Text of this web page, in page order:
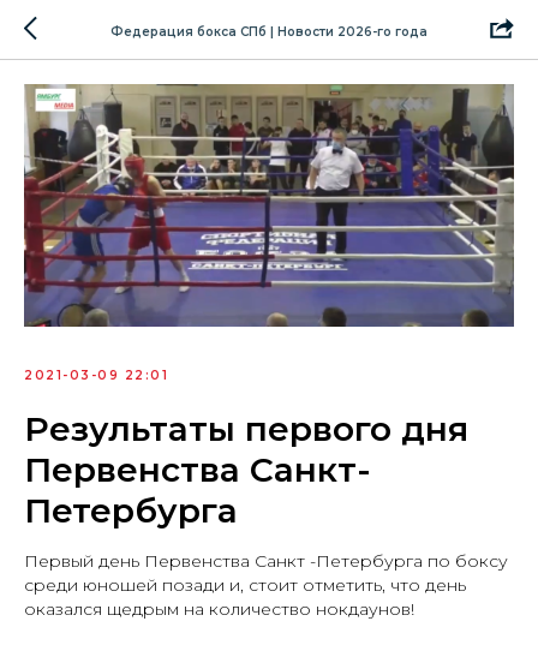
Федерация бокса СПб | Новости 2026-го года
2021-03-09 22:01
Результаты первого дня
Первенства Санкт-
Петербурга
Первый день Первенства Санкт -Петербурга по боксу
среди юношей позади и, стоит отметить, что день
оказался щедрым на количество нокдаунов!